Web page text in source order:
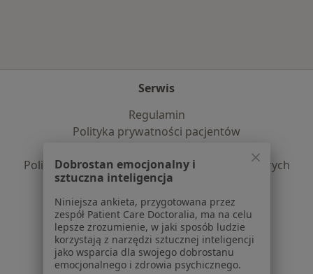
Serwis
Regulamin
Polityka prywatności pacjentów
Polityka prywatności dla profesjonalistów, których
dane pozyskaliśmy samodzielnie
Polityka cookies
Jak działają wyniki wyszukiwania
Dostępność
O nas
Praca
Rekrutujemy!
Dobrostan emocjonalny i
sztuczna inteligencja
Niniejsza ankieta, przygotowana przez
zespół Patient Care Doctoralia, ma na celu
lepsze zrozumienie, w jaki sposób ludzie
korzystają z narzędzi sztucznej inteligencji
jako wsparcia dla swojego dobrostanu
emocjonalnego i zdrowia psychicznego.